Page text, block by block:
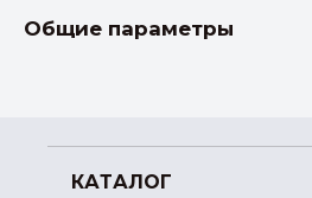
Общие параметры
КАТАЛОГ